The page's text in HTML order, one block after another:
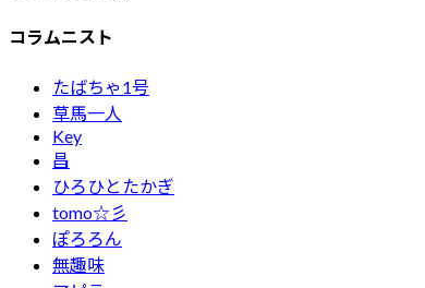
コラムニスト
たばちゃ1号
草馬一人
Key
昌
ひろひとたかぎ
tomo☆彡
ぽろろん
無趣味